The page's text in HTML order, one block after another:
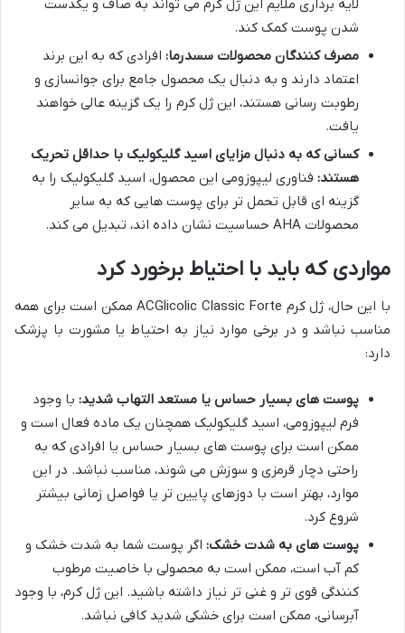
لایه برداری ملایم این ژل کرم می تواند به صاف و یکدست
شدن پوست کمک کند.
مصرف کنندگان محصولات سسدرما: افرادی که به این برند
اعتماد دارند و به دنبال یک محصول جامع برای جوانسازی و
رطوبت رسانی هستند، این ژل کرم را یک گزینه عالی خواهند
یافت.
کسانی که به دنبال مزایای اسید گلیکولیک با حداقل تحریک
هستند: فناوری لیپوزومی این محصول، اسید گلیکولیک را به
گزینه ای قابل تحمل تر برای پوست هایی که به سایر
محصولات AHA حساسیت نشان داده اند، تبدیل می کند.
مواردی که باید با احتیاط برخورد کرد
با این حال، ژل کرم ACGlicolic Classic Forte ممکن است برای همه
مناسب نباشد و در برخی موارد نیاز به احتیاط یا مشورت با پزشک
دارد:
پوست های بسیار حساس یا مستعد التهاب شدید: با وجود
فرم لیپوزومی، اسید گلیکولیک همچنان یک ماده فعال است و
ممکن است برای پوست های بسیار حساس یا افرادی که به
راحتی دچار قرمزی و سوزش می شوند، مناسب نباشد. در این
موارد، بهتر است با دوزهای پایین تر یا فواصل زمانی بیشتر
شروع کرد.
پوست های به شدت خشک: اگر پوست شما به شدت خشک و
کم آب است، ممکن است به محصولی با خاصیت مرطوب
کنندگی قوی تر و غنی تر نیاز داشته باشید. این ژل کرم، با وجود
آبرسانی، ممکن است برای خشکی شدید کافی نباشد.